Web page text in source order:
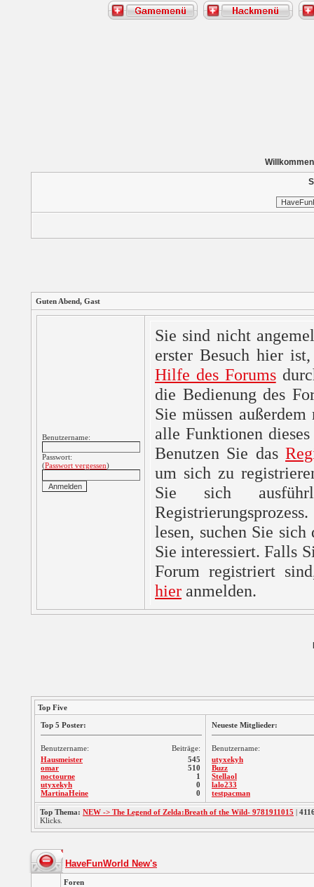
Guten Abend, Gast
Benutzername:
Passwort:
(Passwort vergessen)
Sie sind nicht
erster Besuch hier
Hilfe des Forums
die Bedienung des
Sie müssen
alle Funktionen
Benutzen Sie das
um sich zu
Sie sich
lesen, suchen Sie sich
Sie interessiert. Falls
Forum registriert
hier anmelden.
Top Five
Top 5 Poster:
Benutzername:
Beiträge:
Hausmeister
omar
noctourne
utyxekyh
MartinaHeine
545
510
1
0
0
Neueste Mitglieder:
Benutzername:
utyxekyh
Buzz
Stellaol
lalo233
testpacman
Top Thema: NEW -> The Legend of Zelda:Breath of the Wild- 9781911015 |
Klicks.
HaveFunWorld New's
Foren